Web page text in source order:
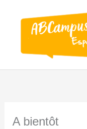
A bientôt